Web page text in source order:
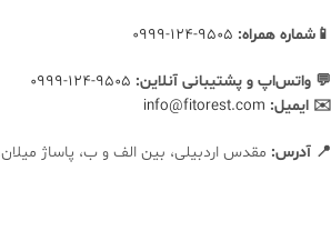
📱شماره همراه: 9505-124-0999
💬 واتس‌اپ و پشتیبانی آنلاین: 9505-124-0999
✉️ ایمیل: info@fitorest.com
📍 آدرس: مقدس اردبیلی، بین الف و ب، پاساژ میلان،